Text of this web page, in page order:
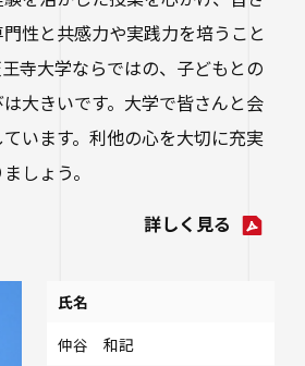
性と共感力や実践力を培うこと
寺大学ならではの、子どもとの
大きいです。大学で皆さんと会
います。利他の心を大切に充実
しょう。
詳しく見る
氏名
仲谷 和記